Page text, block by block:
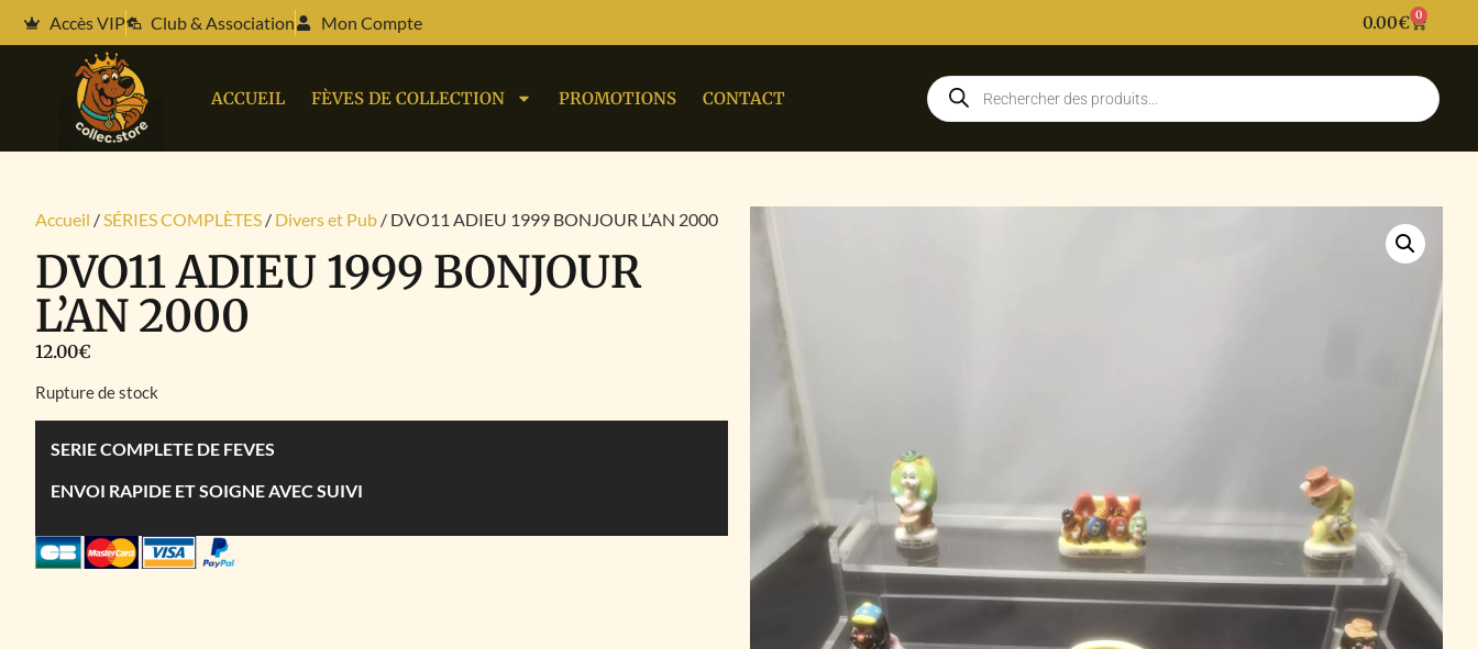
Accès VIP Club & Association Mon Compte 0.00€ 0
ACCUEIL FÈVES DE COLLECTION PROMOTIONS CONTACT
Accueil /SÉRIES COMPLÈTES / Divers et Pub / DVO11 ADIEU 1999 BONJOUR L’AN 2000
DVO11 ADIEU 1999 BONJOUR
L’AN 2000
12.00€
Rupture de stock
SERIE COMPLETE DE FEVES
ENVOI RAPIDE ET SOIGNE AVEC SUIVI